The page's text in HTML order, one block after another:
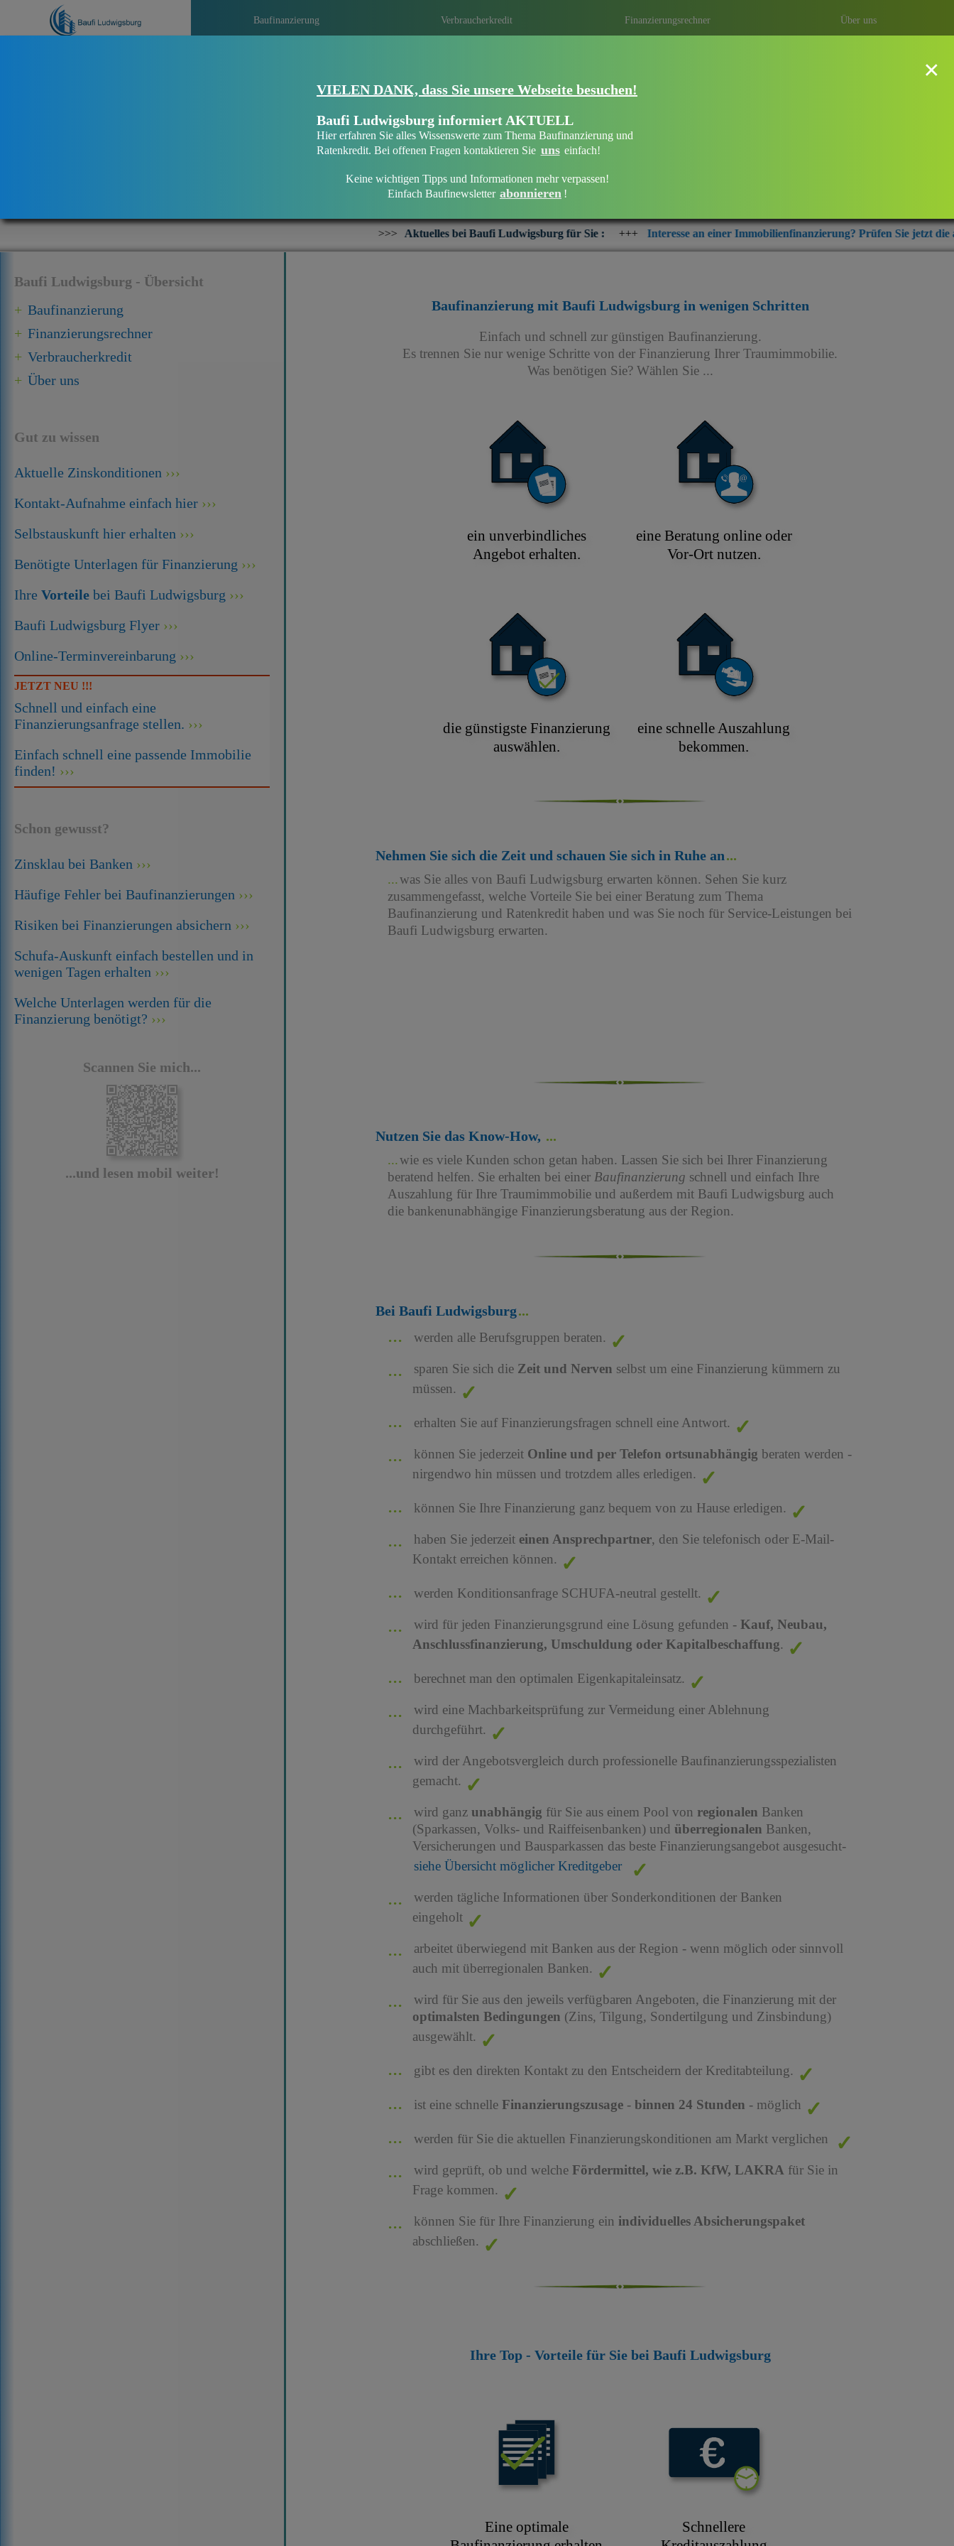
Baufinanzierung Verbraucherkredit Finanzierungsrechner Über uns
Eine Immobilie finanzieren mit Baufi Ludwigsburg
Finanzieren Sie Ihr Haus oder Ihre Wohnung mit Baufi Ludwigsburg – ihrem
bankenunabhängigen Finanzierungsberater aus der Region Ludwigsburg.
Aktuelles bei Baufi Ludwigsburg für Sie : +++ Interesse an einer Immobilienfinanzierung? Prüfen Sie jetzt die aktuellen
Baufi Ludwigsburg - Übersicht
Baufinanzierung
Finanzierungsrechner
Verbraucherkredit
Über uns
Gut zu wissen
Aktuelle Zinskonditionen
Kontakt-Aufnahme einfach hier
Selbstauskunft hier erhalten
Benötigte Unterlagen für Finanzierung
Ihre Vorteile bei Baufi Ludwigsburg
Baufi Ludwigsburg Flyer
Online-Terminvereinbarung
JETZT NEU !!!
Schnell und einfach eine
Finanzierungsanfrage stellen.
Einfach schnell eine passende Immobilie
finden!
Schon gewusst?
Zinsklau bei Banken
Häufige Fehler bei Baufinanzierungen
Risiken bei Finanzierungen absichern
Schufa-Auskunft einfach bestellen und in
wenigen Tagen erhalten
Welche Unterlagen werden für die
Finanzierung benötigt?
Scannen Sie mich...
...und lesen mobil weiter!
×
VIELEN DANK, dass Sie unsere Webseite besuchen!
Baufi Ludwigsburg informiert AKTUELL
Hier erfahren Sie alles Wissenswerte zum Thema Baufinanzierung und
Ratenkredit. Bei offenen Fragen kontaktieren Sie uns einfach!
Keine wichtigen Tipps und Informationen mehr verpassen!
Einfach Baufinewsletter abonnieren !
Baufinanzierung mit Baufi Ludwigsburgin wenigen Schritten
Einfach und schnell zur günstigen Baufinanzierung.
Es trennen Sie nur wenige Schritte von der Finanzierung Ihrer Traumimmobilie.
Was benötigen Sie? Wählen Sie ...
ein unverbindliches
Angebot erhalten.
eine Beratung online oder
Vor-Ort nutzen.
die günstigste Finanzierung
auswählen.
eine schnelle Auszahlung
bekommen.
Nehmen Sie sich die Zeit und schauen Sie sich in Ruhe an
was Sie alles von Baufi Ludwigsburg erwarten können. Sehen Sie kurz
zusammengefasst, welche Vorteile Sie bei einer Beratung zum Thema
Baufinanzierung und Ratenkredit haben und was Sie noch für Service-Leistungen bei
Baufi Ludwigsburg erwarten.
Nutzen Sie das Know-How,
wie es viele Kunden schon getan haben. Lassen Sie sich bei Ihrer Finanzierung
beratend helfen. Sie erhalten bei einerBaufinanzierung schnell und einfach Ihre
Auszahlung für Ihre Traumimmobilie und außerdem mit Baufi Ludwigsburg auch
die bankenunabhängige Finanzierungsberatung aus der Region.
Bei Baufi Ludwigsburg
werden alle Berufsgruppen beraten.
sparen Sie sich die Zeit und Nerven selbst um eine Finanzierung kümmern zu
müssen.
erhalten Sie auf Finanzierungsfragen schnell eine Antwort.
können Sie jederzeit Online und per Telefon ortsunabhängig beraten werden -
nirgendwo hin müssen und trotzdem alles erledigen.
können Sie Ihre Finanzierung ganz bequem von zu Hause erledigen.
haben Sie jederzeit einen Ansprechpartner, den Sie telefonisch oder E-Mail-
Kontakt erreichen können.
werden Konditionsanfrage SCHUFA-neutral gestellt.
wird für jeden Finanzierungsgrund eine Lösung gefunden - Kauf, Neubau,
Anschlussfinanzierung, Umschuldung oder Kapitalbeschaffung.
berechnet man den optimalen Eigenkapitaleinsatz.
wird eine Machbarkeitsprüfung zur Vermeidung einer Ablehnung
durchgeführt.
wird der Angebotsvergleich durch professionelle Baufinanzierungsspezialisten
gemacht.
wird ganz unabhängig für Sie aus einem Pool von regionalen Banken
(Sparkassen, Volks- und Raiffeisenbanken) und überregionalen Banken,
Versicherungen und Bausparkassen das beste Finanzierungsangebot ausgesucht-
siehe Übersicht möglicher Kreditgeber
werden tägliche Informationen über Sonderkonditionen der Banken
eingeholt
arbeitet überwiegend mit Banken aus der Region - wenn möglich oder sinnvoll
auch mit überregionalen Banken.
wird für Sie aus den jeweils verfügbaren Angeboten, die Finanzierung mit der
optimalsten Bedingungen (Zins, Tilgung, Sondertilgung und Zinsbindung)
ausgewählt.
gibt es den direkten Kontakt zu den Entscheidern der Kreditabteilung.
ist eine schnelle Finanzierungszusage- binnen 24 Stunden - möglich
werden für Sie die aktuellen Finanzierungskonditionen am Markt verglichen
wird geprüft, ob und welche Fördermittel, wie z.B. KfW, LAKRA für Sie in
Frage kommen.
können Sie für Ihre Finanzierung ein individuelles Absicherungspaket
abschließen.
Ihre Top - Vorteile für Sie bei Baufi Ludwigsburg
Eine optimale
Schnellere